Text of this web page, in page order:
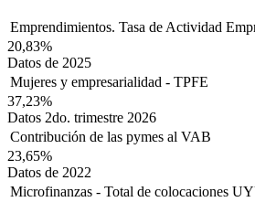
Emprendimientos. Tasa de Actividad
20,83%
Datos de 2025
Mujeres y empresarialidad - TPFE
37,23%
Datos 2do. trimestre 2026
Contribución de las pymes al VAB
23,65%
Datos de 2022
Microfinanzas - Total de colocaciones